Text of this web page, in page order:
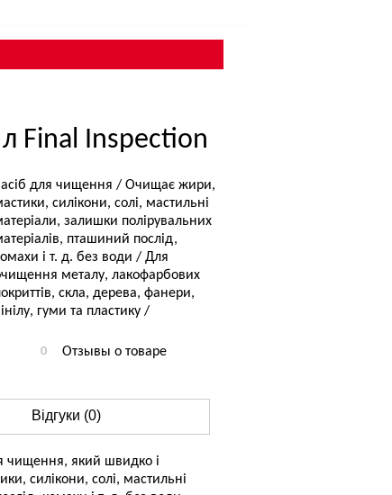
Final Inspection
для чищення / Очищає жири,
силікони, солі, мастильні
залишки полірувальних
пташиний послід,
і т. д. без води / Для
металу, лакофарбових
скла, дерева, фанери,
гуми та пластику /
0 Отзывы о товаре
Відгуки (0)
чищення, який швидко і
силікони, солі, мастильні